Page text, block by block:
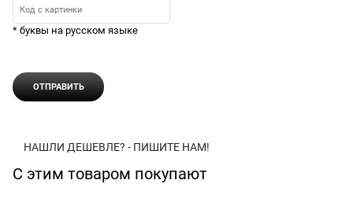
* буквы на русском языке
НАШЛИ ДЕШЕВЛЕ? - ПИШИТЕ НАМ!
С этим товаром покупают